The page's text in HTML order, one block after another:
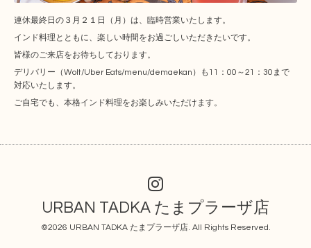
連休最終日の３月２１日（月）は、臨時営業いたします。
インド料理とともに、楽しい時間をお過ごしいただきたいです。
皆様のご来店をお待ちしております。
デリバリー（Wolt/Uber Eats/menu/demaekan）も11：00～21：30まで
対応いたします。
ご自宅でも、本格インド料理をお楽しみいただけます。
URBAN TADKA たまプラーザ店
©2026 URBAN TADKA たまプラーザ店. All Rights Reserved.